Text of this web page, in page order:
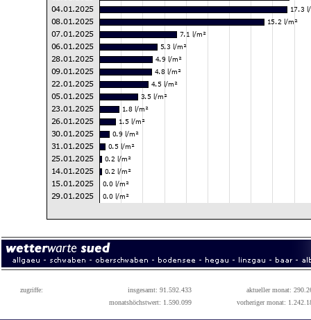
zugriffe: insgesamt: 91.592.433
aktueller monat:
monatshöchstwert: 1.590.099
vorheriger monat: